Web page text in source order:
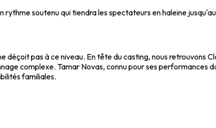
soutenu qui tiendra les spectateurs en haleine
déçoit pas à ce niveau. En tête du casting, nous retrouvons
complexe. Tamar Novas, connu pour ses performances
familiales.